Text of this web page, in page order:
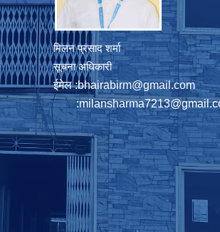
मिलन प्रसाद शर्मा
सूचना अधिकारी
ईमेल :bhairabirm@gmail.com
: